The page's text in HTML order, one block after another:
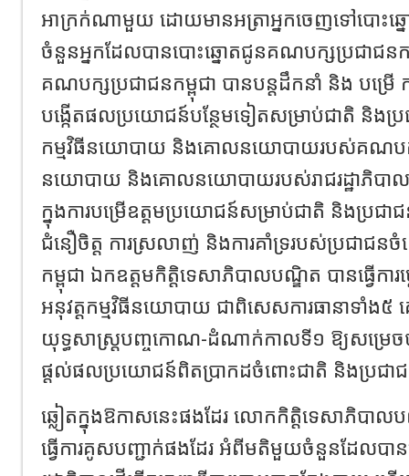
អាក្រក់ណាមួយ ដោយមានអត្រាអ្នកចេញទៅបោះឆ្
ចំនួនអ្នកដែលបានបោះឆ្នោតជូនគណបក្សប្រជាជន
គណបក្សប្រជាជនកម្ពុជា បានបន្តដឹកនាំ និង បម្រើ កា
បង្កើតផលប្រយោជន៍បន្ថែមទៀតសម្រាប់ជាតិ និងប្រ
កម្មវិធីនយោបាយ និងគោលនយោបាយរបស់គណបក្ស
នយោបាយ និងគោលនយោបាយរបស់រាជរដ្ឋាភិបា
ក្នុងការបម្រើឧត្តមប្រយោជន៍សម្រាប់ជាតិ និងប្រ
ជំនឿចិត្ត ការស្រលាញ់ និងការគាំទ្ររបស់ប្រជាជ
កម្ពុជា ឯកឧត្តមកិត្តិទេសាភិបាលបណ្ឌិត បានធ្វើការប្
អនុវត្តកម្មវិធីនយោបាយ ជាពិសេសការធានាទាំង
យុទ្ធសាស្ត្របញ្ចកោណ-ដំណាក់កាលទី១ ឱ្យសម្រ
ផ្តល់ផលប្រយោជន៍ពិតប្រាកដចំពោះជាតិ និងប្រជា
ឆ្លៀតក្នុងឱកាសនេះផងដែរ លោកកិត្តិទេសាភិបាលប
ធ្វើការគូសបញ្ជាក់ផងដែរ អំពីមតិមួយចំនួនដែលប